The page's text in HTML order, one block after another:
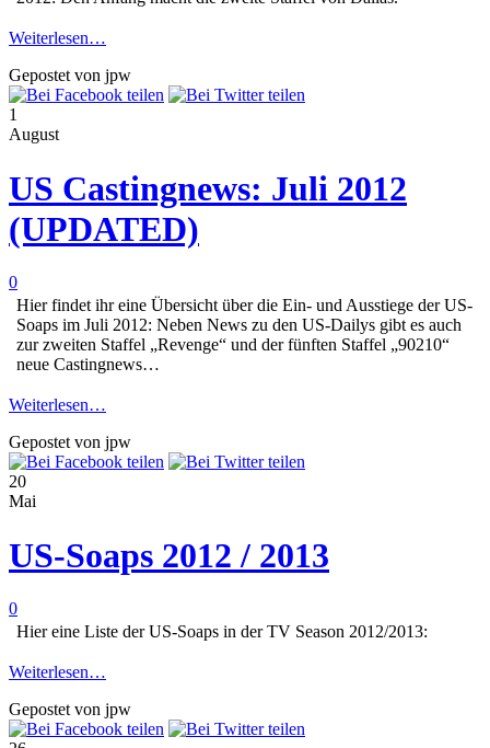
Weiterlesen…
Gepostet von jpw
1
August
US Castingnews: Juli 2012
(UPDATED)
0
Hier findet ihr eine Übersicht über die Ein- und Ausstiege der US-
Soaps im Juli 2012: Neben News zu den US-Dailys gibt es auch
zur zweiten Staffel „Revenge“ und der fünften Staffel „90210“
neue Castingnews…
Weiterlesen…
Gepostet von jpw
20
Mai
US-Soaps 2012 / 2013
0
Hier eine Liste der US-Soaps in der TV Season 2012/2013:
Weiterlesen…
Gepostet von jpw